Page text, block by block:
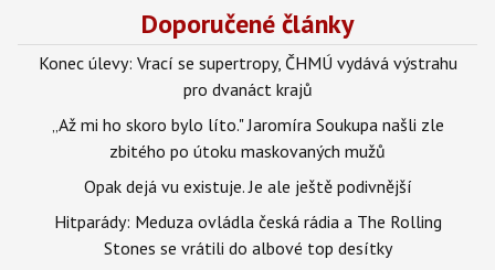
Doporučené články
Konec úlevy: Vrací se supertropy, ČHMÚ vydává výstrahu
pro dvanáct krajů
„Až mi ho skoro bylo líto." Jaromíra Soukupa našli zle
zbitého po útoku maskovaných mužů
Opak dejá vu existuje. Je ale ještě podivnější
Hitparády: Meduza ovládla česká rádia a The Rolling
Stones se vrátili do albové top desítky